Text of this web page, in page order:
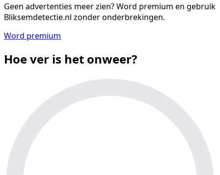
Geen advertenties meer zien?Word premium en gebruik
Bliksemdetectie.nl zonder onderbrekingen.
Word premium
Hoe ver is het onweer?